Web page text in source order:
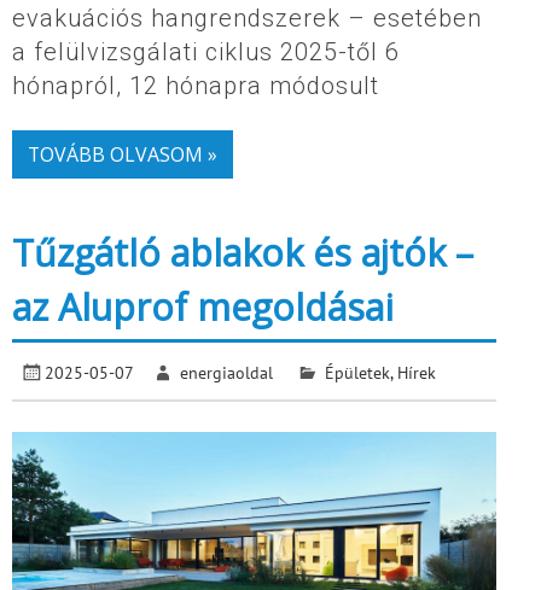
evakuációs hangrendszerek – esetében
a felülvizsgálati ciklus 2025-től 6
hónapról, 12 hónapra módosult
TOVÁBB OLVASOM »
Tűzgátló ablakok és ajtók –
az Aluprof megoldásai
2025-05-07 energiaoldal Épületek, Hírek